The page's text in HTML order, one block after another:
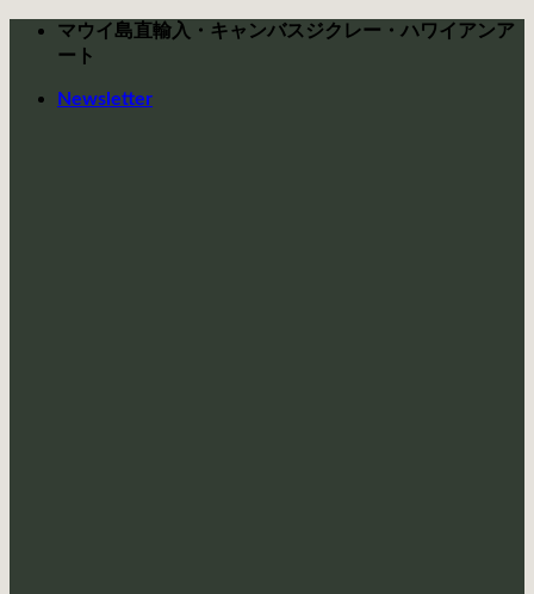
Skip
マウイ島直輸入・キャンバスジクレー・ハワイアンア
ート
Newsletter